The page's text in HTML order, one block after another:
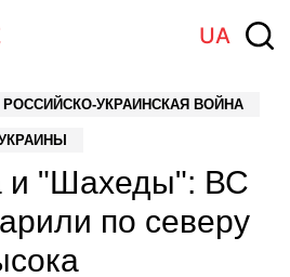
UA
РОССИЙСКО-УКРАИНСКАЯ ВОЙНА
и "Шахеды": ВС
по северу